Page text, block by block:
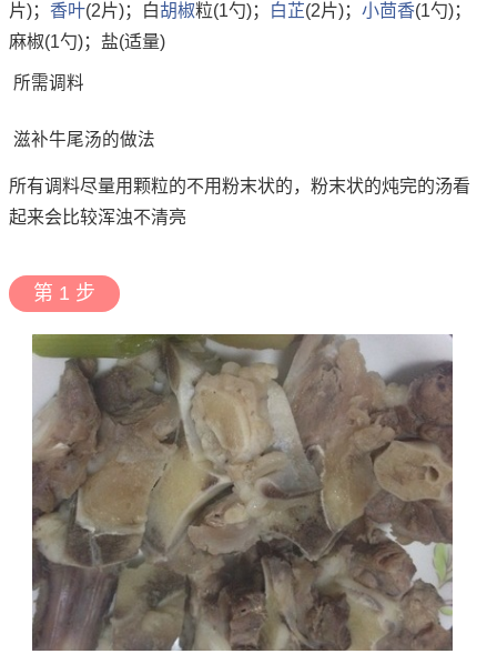
片)； 香叶(2片)；白胡椒粒(1勺)； 白芷(2片)； 小茴香(1勺)；
麻椒(1勺)；盐(适量)
所需调料
滋补牛尾汤的做法
所有调料尽量用颗粒的不用粉末状的，粉末状的炖完的汤看
起来会比较浑浊不清亮
第 1 步